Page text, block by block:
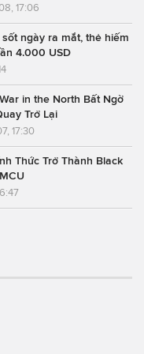
17:06
ngày ra mắt, thẻ hiếm
4.000 USD
in the North Bất Ngờ
Trở Lại
17:30
Thức Trở Thành Black